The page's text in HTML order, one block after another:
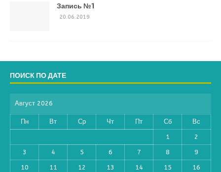
Запись №1
20.06.2019
ПОИСК ПО ДАТЕ
Август 2026
Пн Вт Ср Чт Пт Сб Вс
1 2
3 4 5 6 7 8 9
10 11 12 13 14 15 16